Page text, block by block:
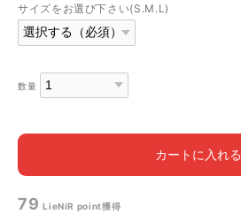
サイズをお選び下さい(S.M.L)
数量
カートに入れる
79 LieNiR point獲得